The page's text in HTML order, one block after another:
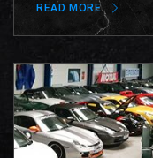
READ MORE